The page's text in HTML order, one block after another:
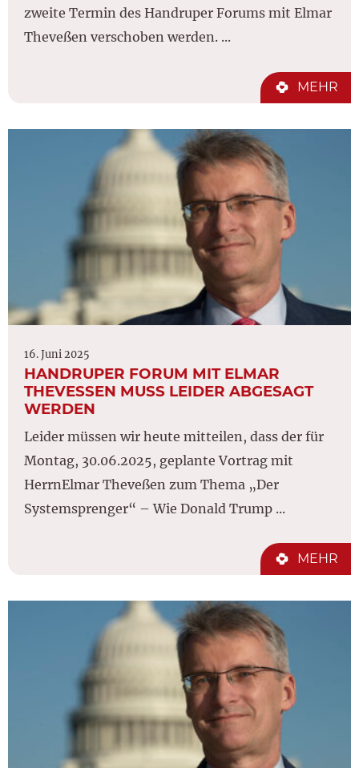
zweite Termin des Handruper Forums mit Elmar
Theveßen verschoben werden. ...
MEHR
16. Juni 2025
HANDRUPER FORUM MIT ELMAR
THEVESSEN MUSS LEIDER ABGESAGT W
ERDEN
Leider müssen wir heute mitteilen, dass der für
Montag, 30.06.2025, geplante Vortrag mit
HerrnElmar Theveßen zum Thema „Der
Systemsprenger“ – Wie Donald Trump ...
MEHR